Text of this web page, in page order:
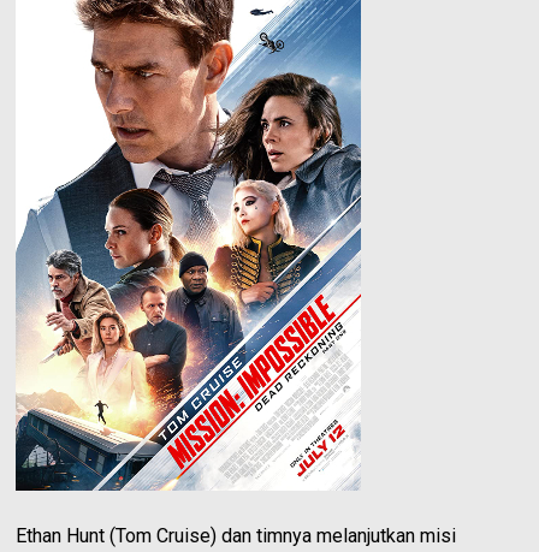
Ethan Hunt (Tom Cruise) dan timnya melanjutkan misi